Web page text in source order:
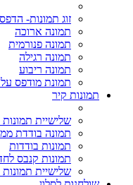
זוג תמונות-
תמונה ארוכה
תמונה פנורמית
תמונה רגילה
תמונה ריבוע
תמונת מודפס על
תמונות קיר
שלישיית
תמונה בודדת
תמונות בודדות
תמונות קנבס
שלישיית